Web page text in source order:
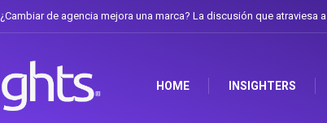
¿Cambiar de agencia mejora una marca? La discusión que atraviesa
HOME INSIGHTERS